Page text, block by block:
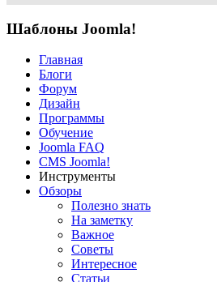
Шаблоны Joomla!
Главная
Блоги
Форум
Дизайн
Программы
Обучение
Joomla FAQ
CMS Joomla!
Инструменты
Обзоры
Полезно знать
На заметку
Важное
Советы
Интересное
Статьи